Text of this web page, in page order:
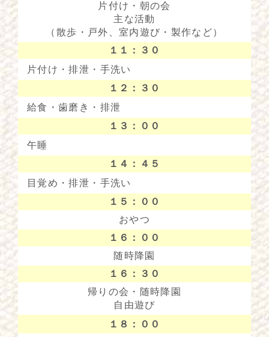
片付け・朝の会
主な活動
（散歩・戸外、室内遊び・製作など）
１１：３０
片付け・排泄・手洗い
１２：３０
給食・歯磨き・排泄
１３：００
午睡
１４：４５
目覚め・排泄・手洗い
１５：００
おやつ
１６：００
随時降園
１６：３０
帰りの会・随時降園
自由遊び
１８：００